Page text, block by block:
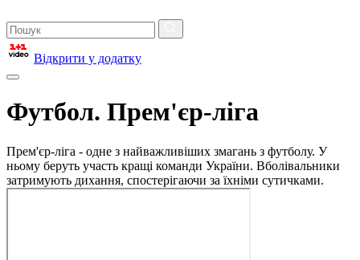
Відкрити у додатку
Футбол. Прем'єр-ліга
Прем'єр-ліга - одне з найважливіших змагань з футболу. У
ньому беруть участь кращі команди України. Вболівальники
затримують дихання, спостерігаючи за їхніми сутичками.